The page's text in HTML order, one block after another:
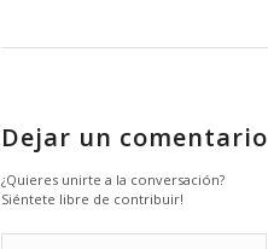
Dejar un comentario
¿Quieres unirte a la conversación?
Siéntete libre de contribuir!